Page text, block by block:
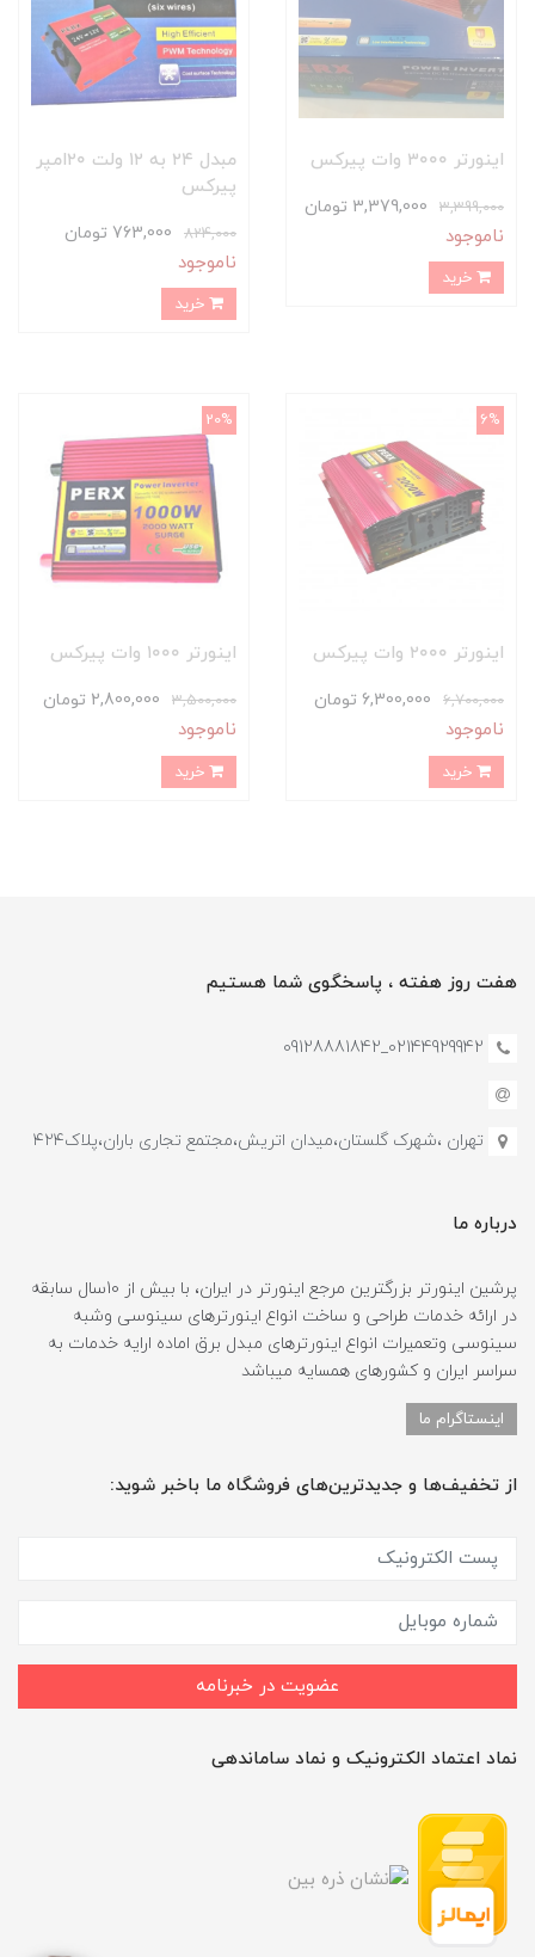
اینورتر ۳۰۰۰ وات پیرکس
3,399,000 3,379,000 تومان
ناموجود
مبدل ۲۴ به ۱۲ ولت ۲۰امپر
پیرکس
824,000 763,000 تومان
ناموجود
اینورتر ۲۰۰۰ وات پیرکس
6,700,000 6,300,000 تومان
6%
ناموجود
اینورتر ۱۰۰۰ وات پیرکس
3,500,000 2,800,000 تومان
20%
ناموجود
هفت روز هفته ، پاسخگوی شما هستیم
02144929942_09128881842
تهران ،شهرک گلستان،میدان اتریش،مجتمع تجاری باران،پلاک۴۲۴
درباره ما
پرشین اینورتر بزرگترین مرجع اینورتر در ایران، با بیش از 10سال سابقه
در ارائه خدمات طراحی و ساخت انواع اینورترهای سینوسی وشبه
سینوسی وتعمیرات انواع اینورترهای مبدل برق اماده ارایه خدمات به
سراسر ایران و کشورهای همسایه میباشد
اینستاگرام ما
از تخفیف‌ها و جدیدترین‌های فروشگاه ما باخبر شوید:
عضویت در خبرنامه
نماد اعتماد الکترونیک و نماد ساماندهی